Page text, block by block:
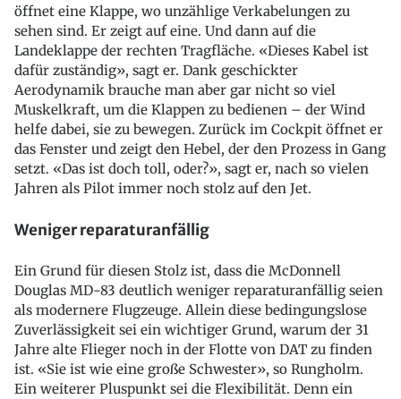
öffnet eine Klappe, wo unzählige Verkabelungen zu
sehen sind. Er zeigt auf eine. Und dann auf die
Landeklappe der rechten Tragfläche. «Dieses Kabel ist
dafür zuständig», sagt er. Dank geschickter
Aerodynamik brauche man aber gar nicht so viel
Muskelkraft, um die Klappen zu bedienen – der Wind
helfe dabei, sie zu bewegen. Zurück im Cockpit öffnet er
das Fenster und zeigt den Hebel, der den Prozess in Gang
setzt. «Das ist doch toll, oder?», sagt er, nach so vielen
Jahren als Pilot immer noch stolz auf den Jet.
Weniger reparaturanfällig
Ein Grund für diesen Stolz ist, dass die McDonnell
Douglas MD-83 deutlich weniger reparaturanfällig seien
als modernere Flugzeuge. Allein diese bedingungslose
Zuverlässigkeit sei ein wichtiger Grund, warum der 31
Jahre alte Flieger noch in der Flotte von DAT zu finden
ist. «Sie ist wie eine große Schwester», so Rungholm.
Ein weiterer Pluspunkt sei die Flexibilität. Denn ein